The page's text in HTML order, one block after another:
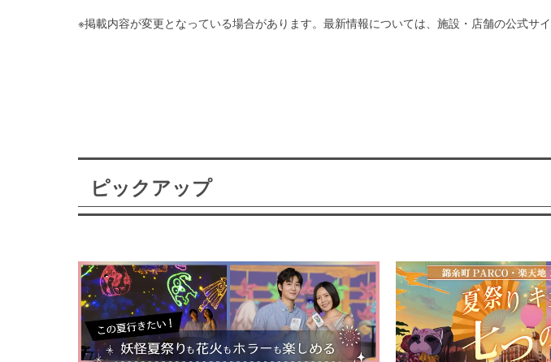
※掲載内容が変更となっている場合があります。最新情報については、施設・店舗の公式サイ
ピックアップ